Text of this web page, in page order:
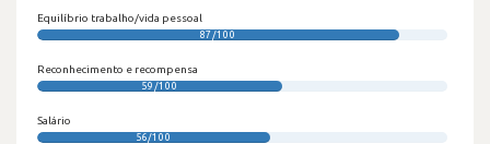
Equilíbrio trabalho/vida pessoal
87/100
Reconhecimento e recompensa
59/100
Salário
56/100